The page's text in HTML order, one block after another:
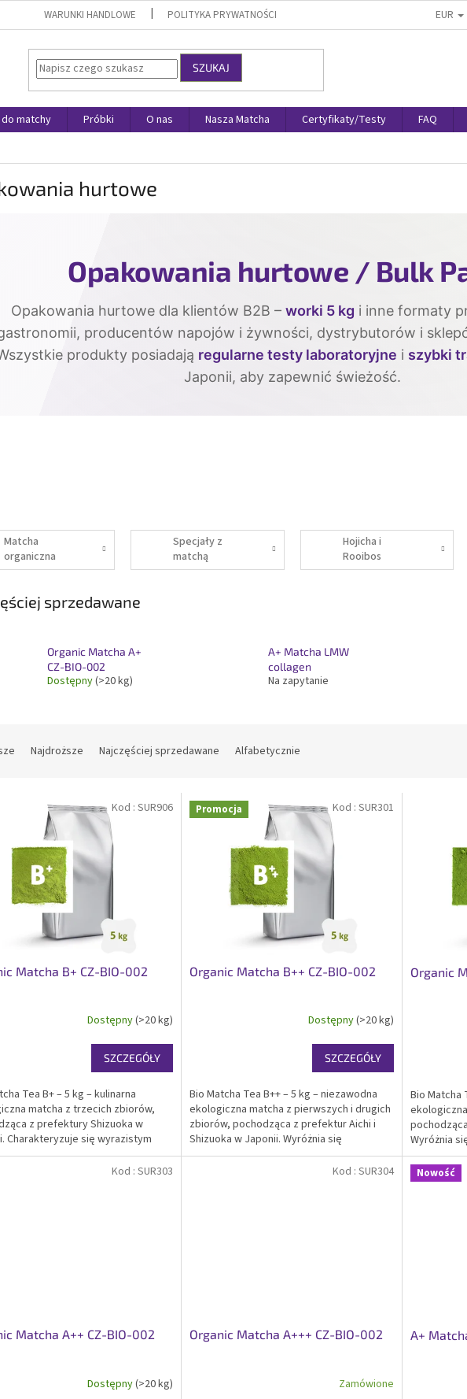
WARUNKI HANDLOWE POLITYKA PRYWATNOŚCI EUR
SZUKAJ
matchy Próbki O nas Nasza Matcha Certyfikaty/Testy FAQ
hurtowe
Opakowania hurtowe / Bulk
Opakowania hurtowe dla klientów B2B – worki 5 kg i inne formaty
producentów napojów i żywności, dystrybutorów i
produkty posiadają regularne testy laboratoryjne i szybki
Japonii, aby zapewnić świeżość.
Matcha
organiczna
Specjały z
matchą
Hojicha i
Rooibos
sprzedawane
Organic Matcha A+
CZ-BIO-002
Dostępny(>20 kg)
A+ Matcha LMW
collagen
Na zapytanie
Najdroższe Najczęściej sprzedawane Alfabetycznie
Matcha B+ CZ-BIO-002
Dostępny(>20 kg)
SZCZEGÓŁY
Tea B+ – 5 kg – kulinarna
matcha z trzecich zbiorów,
z prefektury Shizuoka w
Charakteryzuje się wyrazistym
z wyższą nutą cierpkości i dobrą
Kod : SUR906 Promocja
Organic Matcha B++ CZ-BIO-002
Dostępny(>20 kg)
SZCZEGÓŁY
Bio Matcha Tea B++ – 5 kg – niezawodna
ekologiczna matcha z pierwszych i drugich
zbiorów, pochodząca z prefektur Aichi i
Shizuoka w Japonii. Wyróżnia się
delikatnym smakiem z lekką nutą
cierpkości, wysoką zawartością
Kod : SUR301
Organic
Bio Matcha
Wyróżnia
smakiem i
codzienna...
Matcha A++ CZ-BIO-002
Dostępny(>20 kg)
Kod : SUR303
Organic Matcha A+++ CZ-BIO-002
Zamówione
Kod : SUR304 Nowość
A+